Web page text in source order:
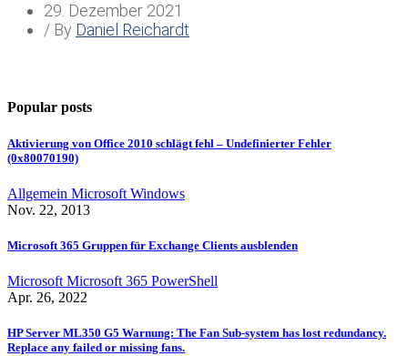
29. Dezember 2021
/ By Daniel Reichardt
Popular posts
Aktivierung von Office 2010 schlägt fehl – Undefinierter Fehler
(0x80070190)
Allgemein Microsoft Windows
Nov. 22, 2013
Microsoft 365 Gruppen für Exchange Clients ausblenden
Microsoft Microsoft 365 PowerShell
Apr. 26, 2022
HP Server ML350 G5 Warnung: The Fan Sub-system has lost redundancy.
Replace any failed or missing fans.